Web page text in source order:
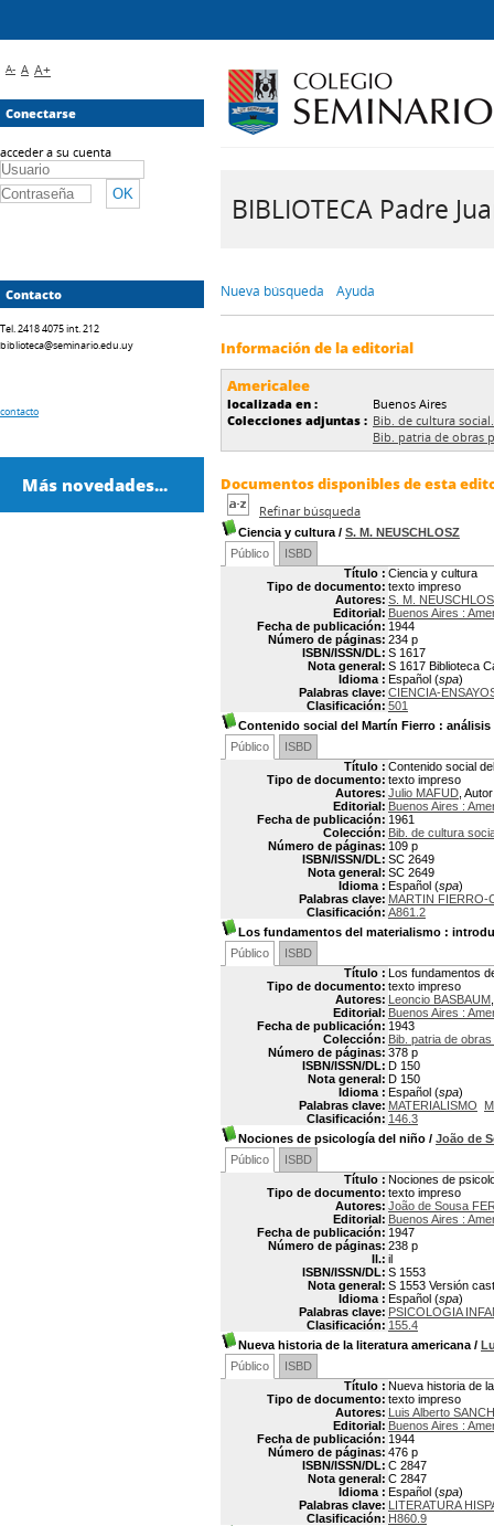
BIBLIOTECA Padre
Nueva búsqueda Ayuda
Información de la editorial
Americalee
localizada en :
Buenos Aires
Colecciones adjuntas : Bib. de cultura
Bib. patria de obras
Documentos disponibles de esta
Refinar búsqueda
Ciencia y cultura / S. M. NEUSCHLOSZ
Público
ISBD
Título : Ciencia y cultura
Tipo de documento: texto impreso
Autores: S. M.
Editorial: Buenos Aires :
Fecha de publicación: 1944
Número de páginas: 234 p
ISBN/ISSN/DL: S 1617
Nota general: S 1617 Biblioteca
Idioma : Español (spa)
Palabras clave: CIENCIA-
Clasificación: 501
Contenido social del Martín Fierro : análisis
Público
ISBD
Título : Contenido social
Tipo de documento: texto impreso
Autores: Julio MAFUD , Autor
Editorial: Buenos Aires :
Fecha de publicación: 1961
Colección: Bib. de cultura
Número de páginas: 109 p
ISBN/ISSN/DL: SC 2649
Nota general: SC 2649
Idioma : Español (spa)
Palabras clave: MARTIN FIERRO-
Clasificación: A861.2
Los fundamentos del materialismo :
Público
ISBD
Título : Los fundamentos
Tipo de documento: texto impreso
Autores: Leoncio BASBAUM
Editorial: Buenos Aires :
Fecha de publicación: 1943
Colección: Bib. patria de
Número de páginas: 378 p
ISBN/ISSN/DL: D 150
Nota general: D 150
Idioma : Español (spa)
Palabras clave: MATERIALISMO
Clasificación: 146.3
Nociones de psicología del niño / João de
Público
ISBD
Título : Nociones de
Tipo de documento: texto impreso
Autores: João de Sousa
Editorial: Buenos Aires :
Fecha de publicación: 1947
Número de páginas: 238 p
Il.: il
ISBN/ISSN/DL: S 1553
Nota general: S 1553 Versión
Idioma : Español (spa)
Palabras clave: PSICOLOGIA
Clasificación: 155.4
Nueva historia de la literatura americana /
Público
ISBD
Título : Nueva historia de
Tipo de documento: texto impreso
Autores: Luis Alberto
Editorial: Buenos Aires :
Fecha de publicación: 1944
Número de páginas: 476 p
ISBN/ISSN/DL: C 2847
Nota general: C 2847
Idioma : Español (spa)
Palabras clave: LITERATURA
Clasificación: H860.9
A- A A+
Conectarse
acceder a su cuenta
Contacto
Tel. 2418 4075 int. 212
biblioteca@seminario.edu.uy
contacto
Más novedades...